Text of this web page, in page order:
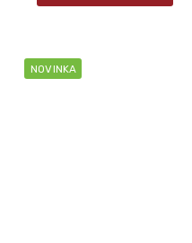
NOVINKA